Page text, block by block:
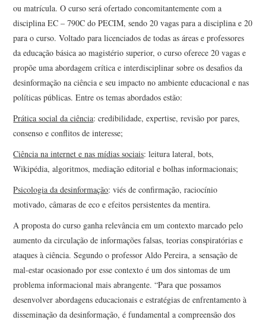
ou matrícula. O curso será ofertado concomitantemente com a
disciplina EC – 790C do PECIM, sendo 20 vagas para a disciplina e 20
para o curso. Voltado para licenciados de todas as áreas e professores
da educação básica ao magistério superior, o curso oferece 20 vagas e
propõe uma abordagem crítica e interdisciplinar sobre os desafios da
desinformação na ciência e seu impacto no ambiente educacional e nas
políticas públicas. Entre os temas abordados estão:
Prática social da ciência: credibilidade, expertise, revisão por pares,
consenso e conflitos de interesse;
Ciência na internet e nas mídias sociais: leitura lateral, bots,
Wikipédia, algoritmos, mediação editorial e bolhas informacionais;
Psicologia da desinformação: viés de confirmação, raciocínio
motivado, câmaras de eco e efeitos persistentes da mentira.
A proposta do curso ganha relevância em um contexto marcado pelo
aumento da circulação de informações falsas, teorias conspiratórias e
ataques à ciência. Segundo o professor Aldo Pereira, a sensação de
mal-estar ocasionado por esse contexto é um dos sintomas de um
problema informacional mais abrangente. “Para que possamos
desenvolver abordagens educacionais e estratégias de enfrentamento à
disseminação da desinformação, é fundamental a compreensão dos